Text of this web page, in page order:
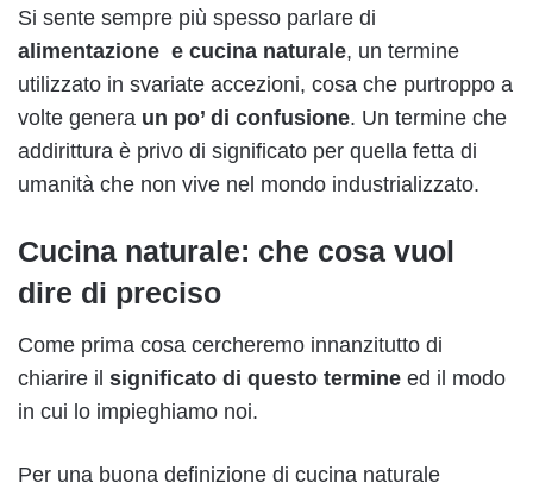
Si sente sempre più spesso parlare di
alimentazione e cucina naturale, un termine
utilizzato in svariate accezioni, cosa che purtroppo a
volte genera un po’ di confusione. Un termine che
addirittura è privo di significato per quella fetta di
umanità che non vive nel mondo industrializzato.
Cucina naturale: che cosa vuol
dire di preciso
Come prima cosa cercheremo innanzitutto di
chiarire il significato di questo termine ed il modo
in cui lo impieghiamo noi.
Per una buona definizione di cucina naturale